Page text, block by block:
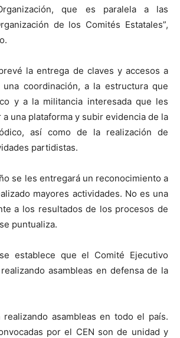
que es paralela a las
de los Comités Estatales”,
la entrega de claves y accesos a
una coordinación, a la estructura que
y a la militancia interesada que les
una plataforma y subir evidencia de la
así como de la realización de
partidistas.
se les entregará un reconocimiento a
mayores actividades. No es una
a los resultados de los procesos de
puntualiza.
establece que el Comité Ejecutivo
asambleas en defensa de la
realizando asambleas en todo el país.
por el CEN son de unidad y